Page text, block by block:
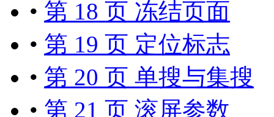
• 第 18 页 冻结页面
• 第 19 页 定位标志
• 第 20 页 单搜与集搜
• 第 21 页 滚屏参数